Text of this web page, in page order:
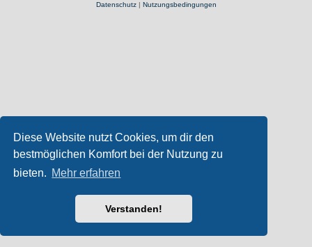
Diese Website nutzt Cookies, um dir den
bestmöglichen Komfort bei der Nutzung zu
bieten. Mehr erfahren
Verstanden!
Datenschutz| Nutzungsbedingungen